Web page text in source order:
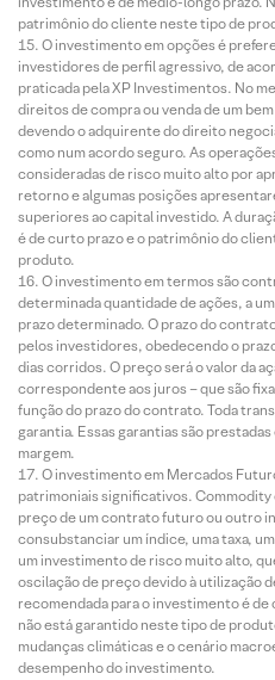
patrimônio do cliente neste tipo de
O investimento em opções é
investidores de perfil agressivo, de
praticada pela XP Investimentos. No
direitos de compra ou venda de um
devendo o adquirente do direito
como num acordo seguro. As
consideradas de risco muito alto por
retorno e algumas posições
superiores ao capital investido. A
é de curto prazo e o patrimônio do
produto.
O investimento em termos são
determinada quantidade de ações, a
prazo determinado. O prazo do
pelos investidores, obedecendo o
dias corridos. O preço será o valor da
correspondente aos juros – que são
função do prazo do contrato. Toda
garantia. Essas garantias são
margem.
O investimento em Mercados
patrimoniais significativos.
preço de um contrato futuro ou outro
consubstanciar um índice, uma taxa,
um investimento de risco muito alto,
oscilação de preço devido à utilização
recomendada para o investimento é
não está garantido neste tipo de
mudanças climáticas e o cenário
desempenho do investimento.